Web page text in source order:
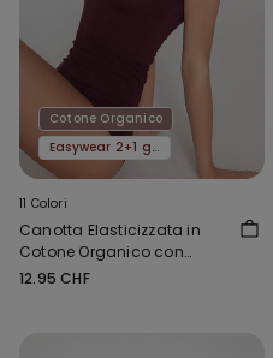
Cotone Organico
Easywear 2+1 gratis
11 Colori
Canotta Elasticizzata in
Cotone Organico con
Scollo Tondo
12.95 CHF